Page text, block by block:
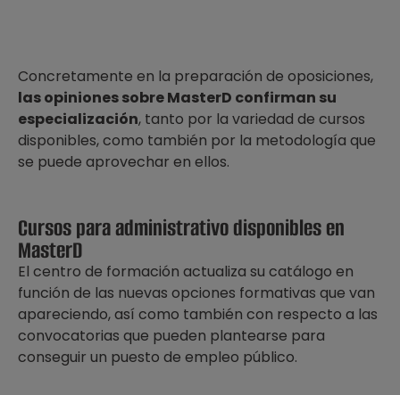
Concretamente en la preparación de oposiciones,
las opiniones sobre MasterD confirman su
especialización, tanto por la variedad de cursos
disponibles, como también por la metodología que
se puede aprovechar en ellos.
Cursos para administrativo disponibles en
MasterD
El centro de formación actualiza su catálogo en
función de las nuevas opciones formativas que van
apareciendo, así como también con respecto a las
convocatorias que pueden plantearse para
conseguir un puesto de empleo público.